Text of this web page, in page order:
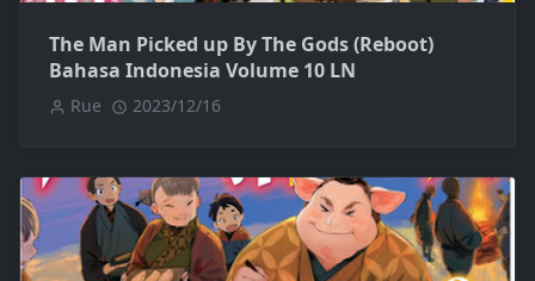
The Man Picked up By The Gods (Reboot)
Bahasa Indonesia Volume 10 LN
Rue 2023/12/16